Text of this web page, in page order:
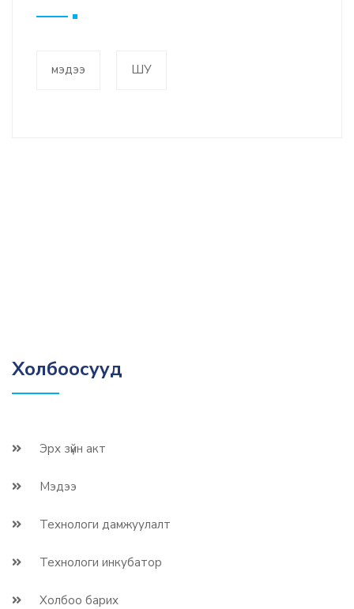
мэдээ ШУ
Холбоосууд
Эрх зүйн акт
Мэдээ
Технологи дамжуулалт
Технологи инкубатор
Холбоо барих